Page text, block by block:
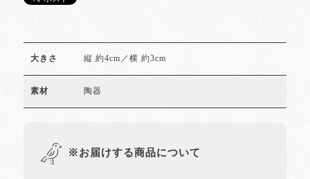
大きさ 縦 約4cm／横 約3cm
素材 陶器
※お届けする商品について